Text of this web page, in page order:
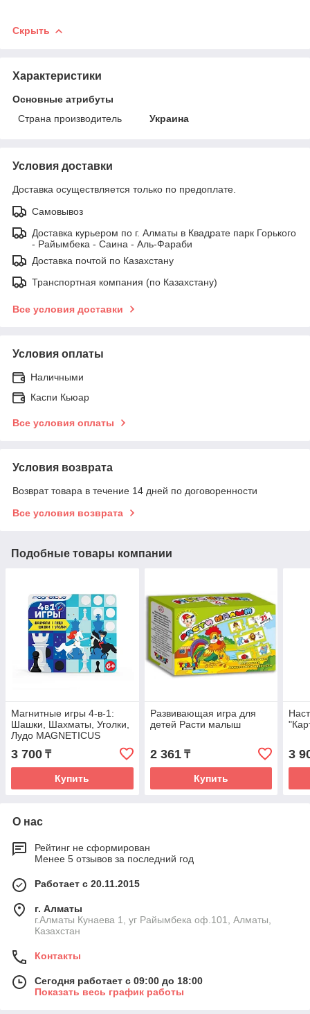
Скрыть
Характеристики
Основные атрибуты
Страна производитель
Украина
Условия доставки
Доставка осуществляется только по предоплате.
Самовывоз
Доставка курьером по г. Алматы в Квадрате парк Горького
- Райымбека - Саина - Аль-Фараби
Доставка почтой по Казахстану
Транспортная компания (по Казахстану)
Все условия доставки
Условия оплаты
Наличными
Каспи Кьюар
Все условия оплаты
Условия возврата
Возврат товара в течение 14 дней по договоренности
Все условия возврата
Подобные товары компании
Магнитные игры 4-в-1:
Шашки, Шахматы, Уголки,
Лудо MAGNETICUS
3 700 ₸
Купить
Развивающая игра для
детей Расти малыш
2 361₸
Купить
3
О нас
Рейтинг не сформирован
Менее 5 отзывов за последний год
Работает с 20.11.2015
г. Алматы
г.Алматы Кунаева 1, уг Райымбека оф.101, Алматы,
Казахстан
Контакты
Сегодня работает с 09:00 до 18:00
Показать весь график работы